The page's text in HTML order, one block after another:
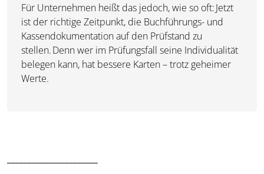
Für Unternehmen heißt das jedoch, wie so oft:Jetzt
ist der richtige Zeitpunkt, die Buchführungs- und
Kassendokumentation auf den Prüfstand zu
stellen.Denn wer im Prüfungsfall seine Individualität
belegen kann, hat bessere Karten – trotz geheimer
Werte.